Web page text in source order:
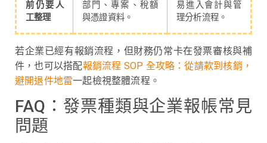
前仍要人
工整理
部門、專案、稅額
與憑證資料。
易進入會計與管
理分析流程。
若企業已經有報銷流程，但財務仍常卡在發票審核與補
件，也可以搭配報銷流程 SOP 全攻略：從請款到核銷，
避開退件地雷一起檢視整體流程。
FAQ：發票種類與企業報帳常見
問題